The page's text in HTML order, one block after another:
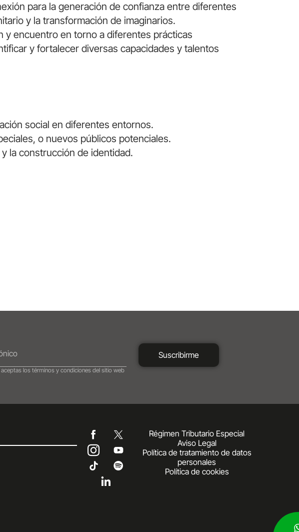
para la generación de confianza entre diferentes
y la transformación de imaginarios.
y encuentro en torno a diferentes prácticas
y fortalecer diversas capacidades y talentos
social en diferentes entornos.
o nuevos públicos potenciales.
la construcción de identidad.
Suscribirme
los términos y condiciones del sitio web
Régimen Tributario Especial
Aviso Legal
Política de tratamiento de datos
personales
Política de cookies